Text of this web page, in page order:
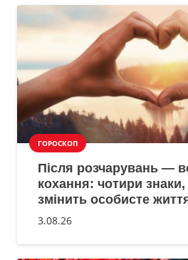
ГОРОСКОП
Після розчарувань —
кохання: чотири
змінить особисте
3.08.26